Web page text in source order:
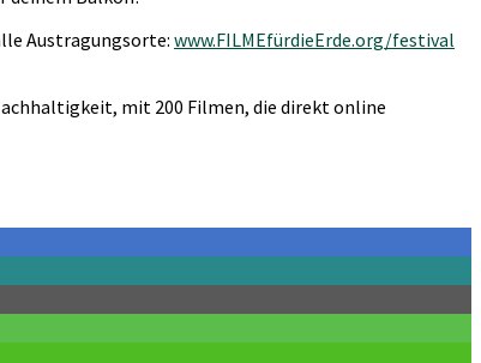
Austragungsorte: www.FILMEfürdieErde.org/festival
mit 200 Filmen, die direkt online